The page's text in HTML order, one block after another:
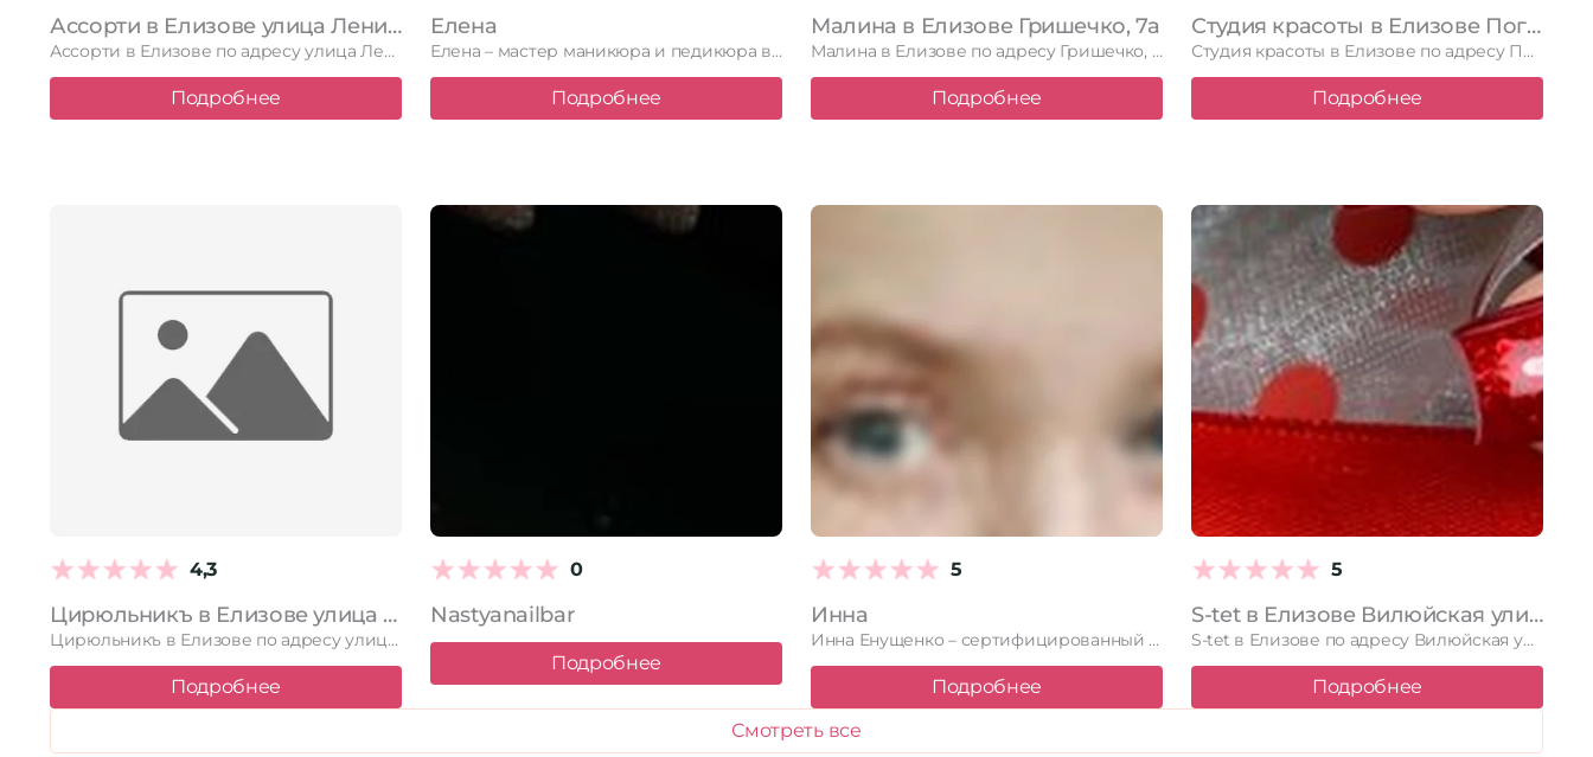
Ассорти в Елизове улица Ленина, 27
Ассорти в Елизове по адресу улица Ленина, 27. Читайте отзывы, …
Подробнее
Елена
Елена – мастер маникюра и педикюра в Киеве, работающий на …
Подробнее
Малина в Елизове Гришечко, 7а
Малина в Елизове по адресу Гришечко, 7а. Читайте отзывы, смотрите …
Подробнее
Студия красоты в Елизове Пограничная улица, 24а
Студия красоты в Елизове по адресу Пограничная улица, 24а. Читайте …
Подробнее
4,3
Цирюльникъ в Елизове улица Ленина, 17
Цирюльникъ в Елизове по адресу улица Ленина, 17. Читайте отзывы, …
Подробнее
0
Nastyanailbar
Подробнее
5
Инна
Инна Енущенко – сертифицированный мастер маникюра и педикюра в салоне …
Подробнее
5
S-tet в Елизове Вилюйская улица, 25
S-tet в Елизове по адресу Вилюйская улица, 25. Читайте отзывы, …
Подробнее
Смотреть все